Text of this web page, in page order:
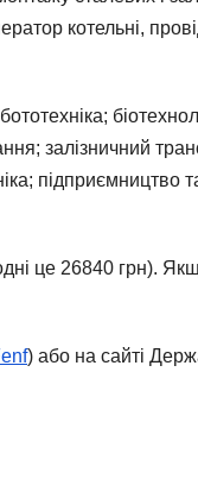
котельні,
залізничний
підприємництво
це 26840 грн).
) або на сайті